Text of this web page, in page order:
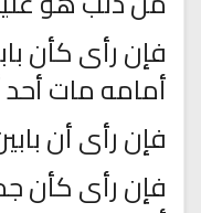
فإن رأى كأن
أمامه مات أحد
فإن رأى أن
فإن رأى كأن